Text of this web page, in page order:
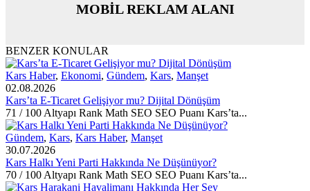
MOBİL REKLAM ALANI
BENZER KONULAR
Kars Haber, Ekonomi, Gündem, Kars, Manşet
02.08.2026
Kars’ta E-Ticaret Gelişiyor mu? Dijital Dönüşüm
71 / 100 Altyapı Rank Math SEO SEO Puanı Kars’ta...
Gündem, Kars, Kars Haber, Manşet
30.07.2026
Kars Halkı Yeni Parti Hakkında Ne Düşünüyor?
70 / 100 Altyapı Rank Math SEO SEO Puanı Kars’ta...